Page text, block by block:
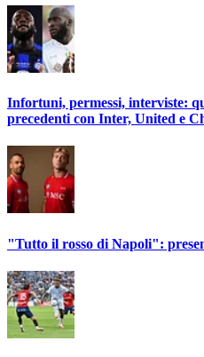
Infortuni, permessi, interviste:
precedenti con Inter, United e
"Tutto il rosso di Napoli":